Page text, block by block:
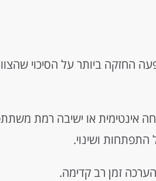
החזקה ביותר על הסיכוי
אינטימית או ישיבה רמת
ושינוי.
זמן רב קדימה.